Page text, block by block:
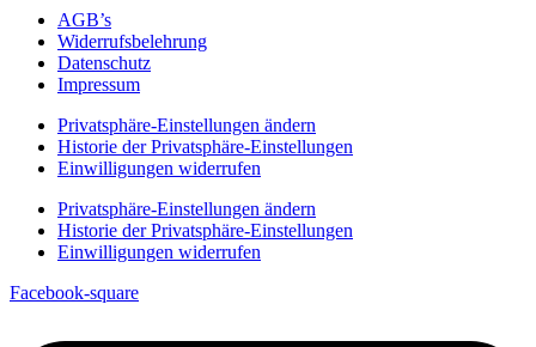
AGB’s
Widerrufsbelehrung
Datenschutz
Impressum
Privatsphäre-Einstellungen ändern
Historie der Privatsphäre-Einstellungen
Einwilligungen widerrufen
Privatsphäre-Einstellungen ändern
Historie der Privatsphäre-Einstellungen
Einwilligungen widerrufen
Facebook-square